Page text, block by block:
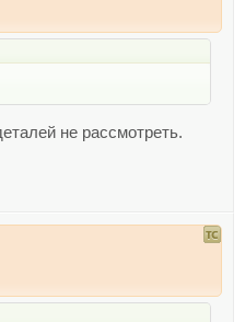
не рассмотреть.